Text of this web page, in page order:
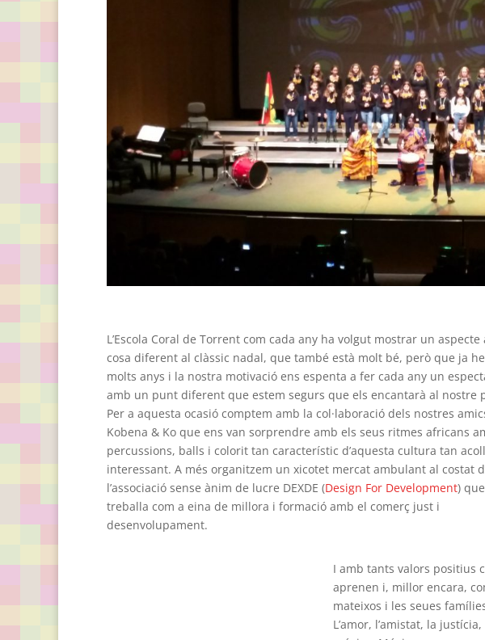
L’Escola Coral de Torrent com cada any ha volgut mostrar un aspecte
cosa diferent al clàssic nadal, que també està molt bé, però que ja
molts anys i la nostra motivació ens espenta a fer cada any un
amb un punt diferent que estem segurs que els encantarà al nostre
Per a aquesta ocasió comptem amb la col·laboració dels nostres
Kobena & Ko que ens van sorprendre amb els seus ritmes africans
percussions, balls i colorit tan característic d’aquesta cultura tan
interessant. A més organitzem un xicotet mercat ambulant al costat
l’associació sense ànim de lucre DEXDE (Design For Development) que
treballa com a eina de millora i formació amb el comerç just i
desenvolupament.
I amb tants valors positius
aprenen i, millor encara,
mateixos i les seues
L’amor, l’amistat, la